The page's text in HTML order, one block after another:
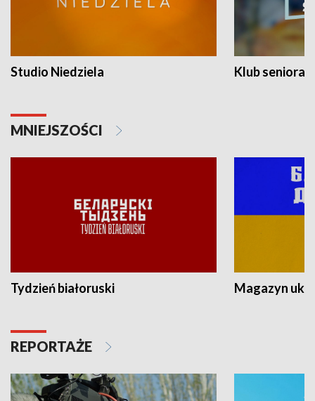
Studio Niedziela Klub seniora
MNIEJSZOŚCI
Tydzień białoruski Magazyn
REPORTAŻE